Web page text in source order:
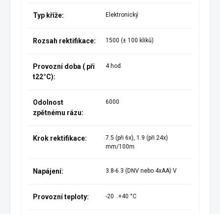
Typ kříže: Elektronický
Rozsah rektifikace: 1500 (± 100 kliků)
Provozní doba ( při
t22°C):
4 hod.
Odolnost
zpětnému rázu:
6000
Krok rektifikace:
7.5 (při 6x), 1.9 (při 24x)
mm/100m
Napájení: 3.8-6.3 (DNV nebo 4xAA) V
Provozní teploty: -20 ..+40 °C